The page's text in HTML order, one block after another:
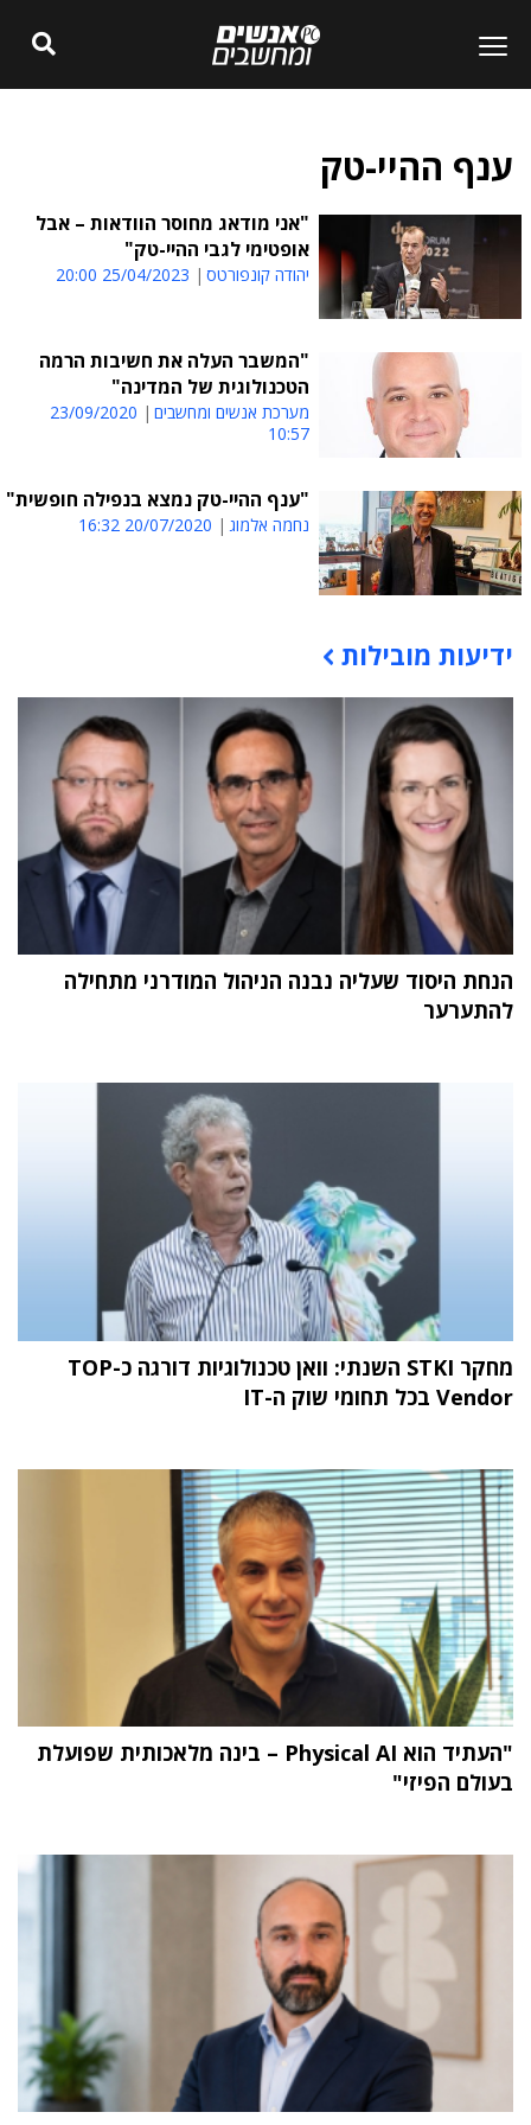
ענף ההיי-טק
"אני מודאג מחוסר הוודאות – אבל
אופטימי לגבי ההיי-טק"
יהודה קונפורטס 25/04/2023 20:00
"המשבר העלה את חשיבות הרמה
הטכנולוגית של המדינה"
מערכת אנשים ומחשבים
23/09/2020
10:57
"ענף ההיי-טק נמצא בנפילה חופשית"
נחמה אלמוג 20/07/2020 16:32
תוכן פרסומי
ידיעות מובילות
הנחת היסוד שעליה נבנה הניהול המודרני מתחילה
להתערער
מחקר STKI השנתי: וואן טכנולוגיות דורגה כ-TOP
Vendor בכל תחומי שוק ה-IT
"העתיד הוא Physical AI – בינה מלאכותית שפועלת
בעולם הפיזי"